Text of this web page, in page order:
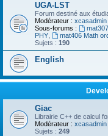
UGA-LST
Forum destiné aux
Modérateur : xcasadmin
Sous-forums :
PHY
mat406 Math
Sujets : 190
English
Giac
Librairie C++ de calcul
Modérateur : xcasadmin
Sujets : 249